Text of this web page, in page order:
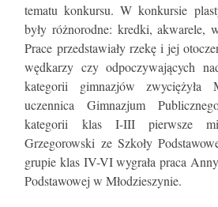
tematu konkursu. W konkursie
były różnorodne: kredki, akwarele,
Prace przedstawiały rzekę i jej
wędkarzy czy odpoczywających
kategorii gimnazjów zwyciężyła
uczennica Gimnazjum
kategorii klas I-III pierwsze
Grzegorowski ze Szkoły
grupie klas IV-VI wygrała praca
Podstawowej w Młodzieszynie.